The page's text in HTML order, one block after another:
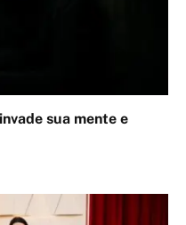
sua mente e